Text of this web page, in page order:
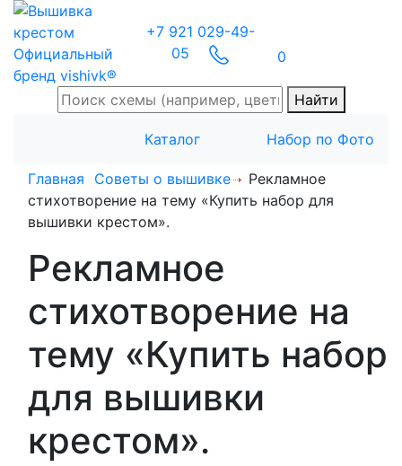
Официальный
бренд vishivk®
+7 921 029-49-
05
0
Найти
Каталог Набор по Фото
Главная Советы о вышивке
Рекламное
стихотворение на тему «Купить набор для
вышивки крестом».
Рекламное
стихотворение на
тему «Купить набор
для вышивки
крестом».